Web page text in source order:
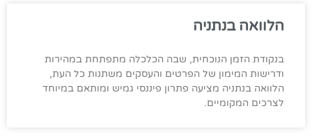
הלוואה בנתניה
בנקודת הזמן הנוכחית, שבה הכלכלה מתפתחת במהירות
ודרישות המימון של הפרטים והעסקים משתנות כל העת,
הלוואה בנתניה מציעה פתרון פיננסי גמיש ומותאם במיוחד
לצרכים המקומיים.